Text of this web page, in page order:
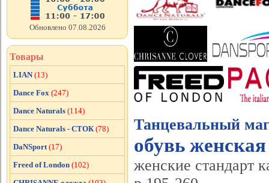
Танцевальный
обувь
женские стандарт
Обновлено 07.08.2026
Товары
LIAN (13)
Dance Fox (247)
Dance Naturals (114)
Dance Naturals - СТОК (78)
DaNSport (17)
Freed of London (102)